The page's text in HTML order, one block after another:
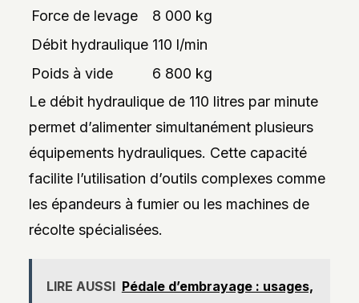
Force de levage
8 000 kg
Débit hydraulique 110 l/min
Poids à vide
6 800 kg
Le débit hydraulique de 110 litres par minute
permet d’alimenter simultanément plusieurs
équipements hydrauliques. Cette capacité
facilite l’utilisation d’outils complexes comme
les épandeurs à fumier ou les machines de
récolte spécialisées.
LIRE AUSSI Pédale d’embrayage : usages,